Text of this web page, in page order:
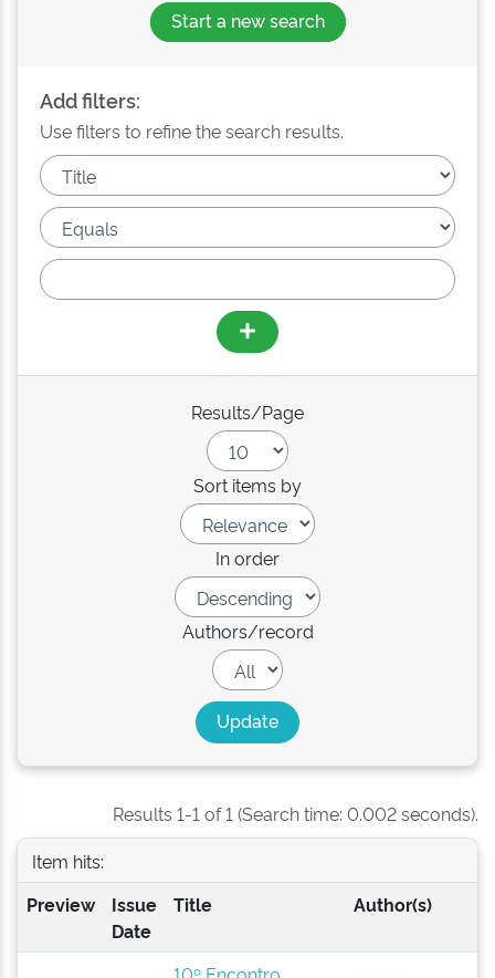
Start a new search
Add filters:
Use filters to refine the search results.
Results/Page
Sort items by
In order
Authors/record
Results 1-1 of 1 (Search time: 0.002 seconds).
Item hits:
Preview
Issue
Date
Title Author(s)